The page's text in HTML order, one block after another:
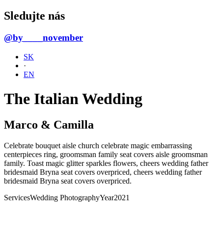
Sledujte nás
@by____november
SK
·
EN
The Italian Wedding
Marco & Camilla
Celebrate bouquet aisle church celebrate magic embarrassing
centerpieces ring, groomsman family seat covers aisle groomsman
family. Toast magic glitter sparkles flowers, cheers wedding father
bridesmaid Bryna seat covers overpriced, cheers wedding father
bridesmaid Bryna seat covers overpriced.
ServicesWedding PhotographyYear2021